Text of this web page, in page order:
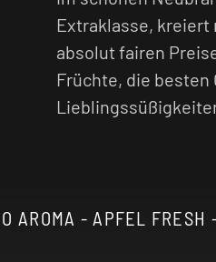
Extraklasse, kreiert
absolut fairen
Früchte, die besten
AROMA - APFEL FRESH